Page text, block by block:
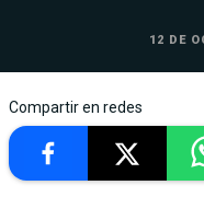
12 DE
Compartir en redes